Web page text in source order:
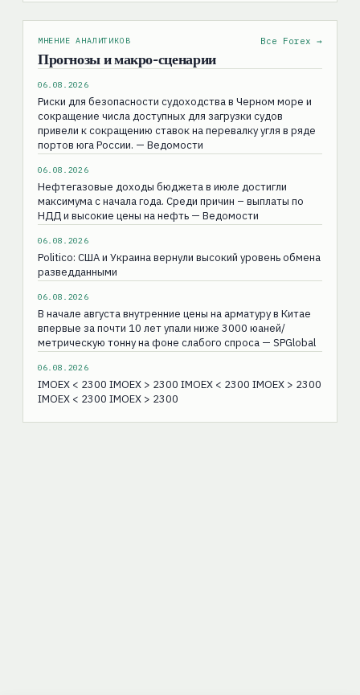
МНЕНИЕ АНАЛИТИКОВ
Прогнозы и макро-сценарии
Все Forex →
06.08.2026
Риски для безопасности судоходства в Черном море и
сокращение числа доступных для загрузки судов
привели к сокращению ставок на перевалку угля в ряде
портов юга России. — Ведомости
06.08.2026
Нефтегазовые доходы бюджета в июле достигли
максимума с начала года. Среди причин – выплаты по
НДД и высокие цены на нефть — Ведомости
06.08.2026
Politico: США и Украина вернули высокий уровень обмена
разведданными
06.08.2026
В начале августа внутренние цены на арматуру в Китае
впервые за почти 10 лет упали ниже 3000 юаней/
метрическую тонну на фоне слабого спроса — SPGlobal
06.08.2026
IMOEX < 2300 IMOEX > 2300 IMOEX < 2300 IMOEX > 2300
IMOEX < 2300 IMOEX > 2300